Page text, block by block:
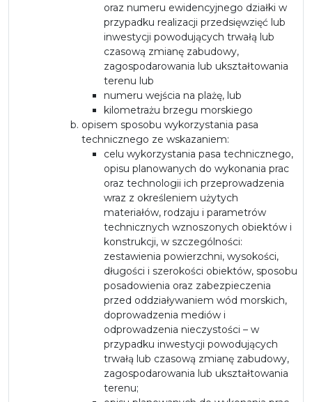
oraz numeru ewidencyjnego działki w
przypadku realizacji przedsięwzięć lub
inwestycji powodujących trwałą lub
czasową zmianę zabudowy,
zagospodarowania lub ukształtowania
terenu lub
numeru wejścia na plażę, lub
kilometrażu brzegu morskiego
opisem sposobu wykorzystania pasa
technicznego ze wskazaniem:
celu wykorzystania pasa technicznego,
opisu planowanych do wykonania prac
oraz technologii ich przeprowadzenia
wraz z określeniem użytych
materiałów, rodzaju i parametrów
technicznych wznoszonych obiektów i
konstrukcji, w szczególności:
zestawienia powierzchni, wysokości,
długości i szerokości obiektów, sposobu
posadowienia oraz zabezpieczenia
przed oddziaływaniem wód morskich,
doprowadzenia mediów i
odprowadzenia nieczystości – w
przypadku inwestycji powodujących
trwałą lub czasową zmianę zabudowy,
zagospodarowania lub ukształtowania
terenu;